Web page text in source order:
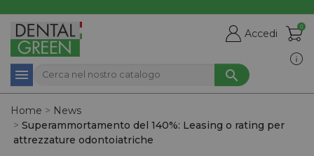



 Accedi shopping_cart0
Home
News
Superammortamento del 140%: Leasing o rating per
attrezzature odontoiatriche